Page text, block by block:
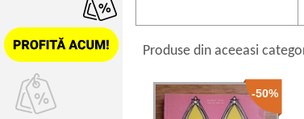
Produse din aceeasi
-50%